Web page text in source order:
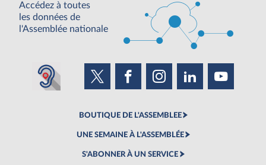
Accédez à toutes
les données de
l'Assemblée nationale
BOUTIQUE DE L'ASSEMBLEE
UNE SEMAINE À L'ASSEMBLÉE
S'ABONNER À UN SERVICE